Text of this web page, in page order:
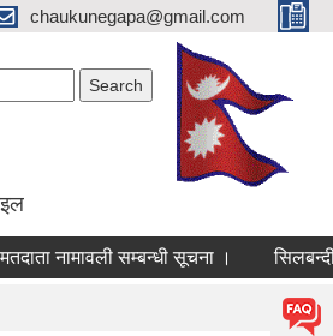
chaukunegapa@gmail.com
नामावली सम्बन्धी सूचना । सिलबन्दी